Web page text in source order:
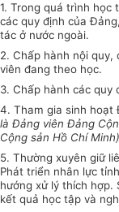
1. Trong quá trình học
các quy định của
tác ở nước ngoài.
2. Chấp hành nội
viên đang theo học.
3. Chấp hành các quy
4. Tham gia sinh hoạt
là Đảng viên Đảng
Cộng sản Hồ Chí
5. Thường xuyên giữ
Phát triển nhân lực
hướng xử lý thích hợp.
kết quả học tập và